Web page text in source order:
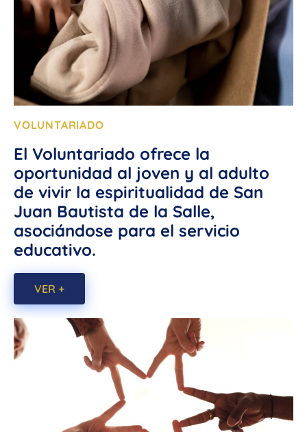
VOLUNTARIADO
El Voluntariado ofrece la
oportunidad al joven y al adulto
de vivir la espiritualidad de San
Juan Bautista de la Salle,
asociándose para el servicio
educativo.
VER +